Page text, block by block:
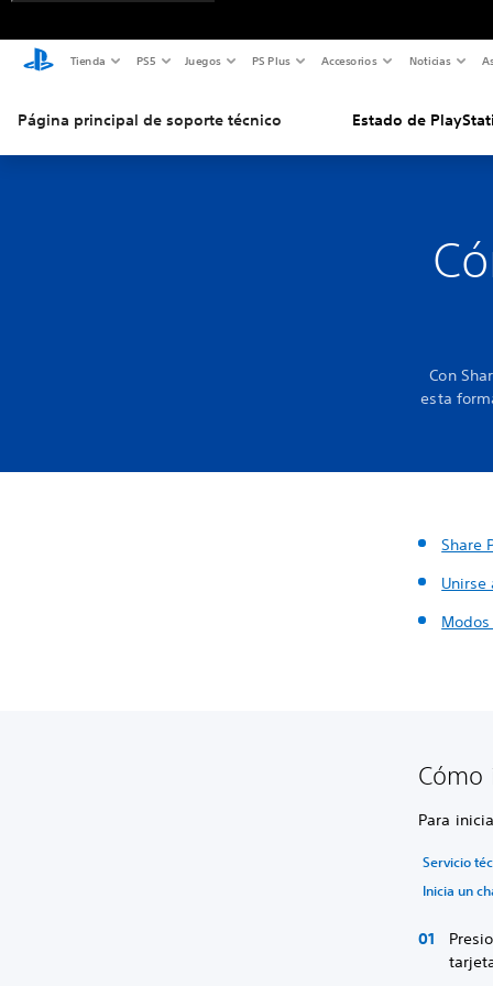
Tienda PS5 Juegos PS Plus Accesorios Noticias
Página principal de soporte técnico Estado de
Con
esta
Share
Unirse
Cómo
Para
Servicio
Inicia un